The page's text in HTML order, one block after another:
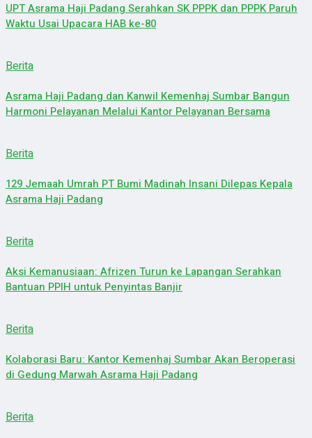
UPT Asrama Haji Padang Serahkan SK PPPK dan PPPK Paruh
Waktu Usai Upacara HAB ke-80
Berita
Asrama Haji Padang dan Kanwil Kemenhaj Sumbar Bangun
Harmoni Pelayanan Melalui Kantor Pelayanan Bersama
Berita
129 Jemaah Umrah PT Bumi Madinah Insani Dilepas Kepala
Asrama Haji Padang
Berita
Aksi Kemanusiaan: Afrizen Turun ke Lapangan Serahkan
Bantuan PPIH untuk Penyintas Banjir
Berita
Kolaborasi Baru: Kantor Kemenhaj Sumbar Akan Beroperasi
di Gedung Marwah Asrama Haji Padang
Berita